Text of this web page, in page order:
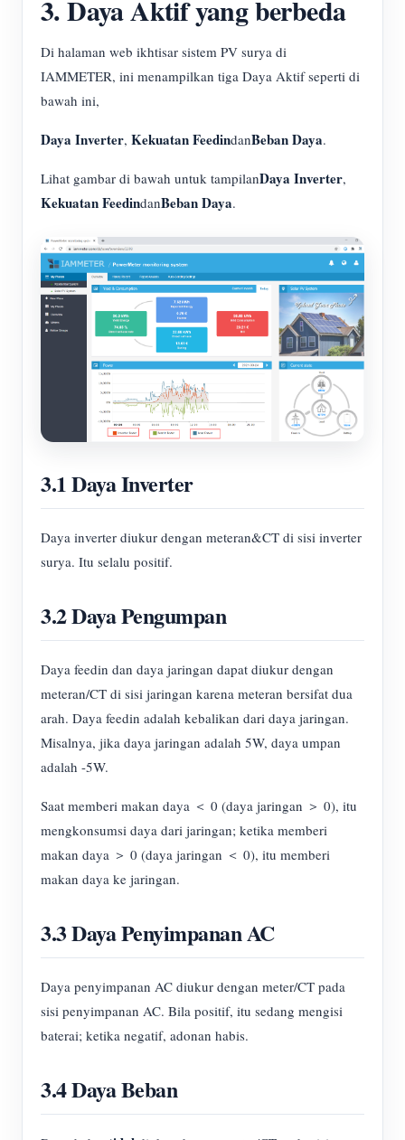
3. Daya Aktif yang berbeda
Di halaman web ikhtisar sistem PV surya di
IAMMETER, ini menampilkan tiga Daya Aktif seperti di
bawah ini,
Daya Inverter, Kekuatan FeedindanBeban Daya.
Lihat gambar di bawah untuk tampilanDaya Inverter,
Kekuatan FeedindanBeban Daya.
3.1 Daya Inverter
Daya inverter diukur dengan meteran&CT di sisi inverter
surya. Itu selalu positif.
3.2 Daya Pengumpan
Daya feedin dan daya jaringan dapat diukur dengan
meteran/CT di sisi jaringan karena meteran bersifat dua
arah. Daya feedin adalah kebalikan dari daya jaringan.
Misalnya, jika daya jaringan adalah 5W, daya umpan
adalah -5W.
Saat memberi makan daya ＜ 0 (daya jaringan ＞ 0), itu
mengkonsumsi daya dari jaringan; ketika memberi
makan daya ＞ 0 (daya jaringan ＜ 0), itu memberi
makan daya ke jaringan.
3.3 Daya Penyimpanan AC
Daya penyimpanan AC diukur dengan meter/CT pada
sisi penyimpanan AC. Bila positif, itu sedang mengisi
baterai; ketika negatif, adonan habis.
3.4 Daya Beban